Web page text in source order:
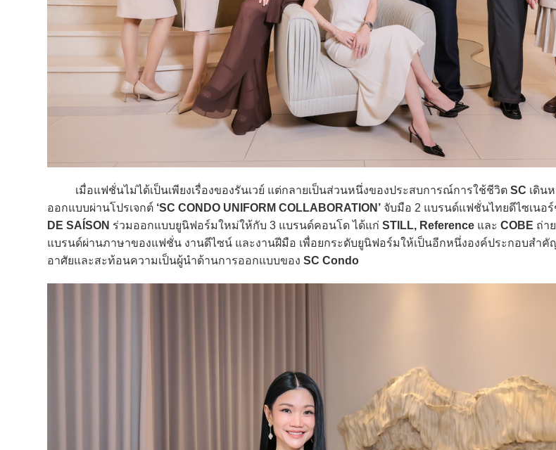
เมื่อแฟชั่นไม่ได้เป็นเพียงเรื่องของรันเวย์ แต่กลายเป็นส่วนหนึ่งของประสบการณ์การใช้ชีวิต SC เดิน
ออกแบบผ่านโปรเจกต์ ‘SC CONDO UNIFORM COLLABORATION’ จับมือ 2 แบรนด์แฟชั่นไทยดีไซเนอ
DE SAÍSON ร่วมออกแบบยูนิฟอร์มใหม่ให้กับ 3 แบรนด์คอนโด ได้แก่ STILL, Reference และ COBE ถ่า
แบรนด์ผ่านภาษาของแฟชั่น งานดีไซน์ และงานฝีมือ เพื่อยกระดับยูนิฟอร์มให้เป็นอีกหนึ่งองค์ประกอบสำ
อาศัยและสะท้อนความเป็นผู้นำด้านการออกแบบของ SC Condo